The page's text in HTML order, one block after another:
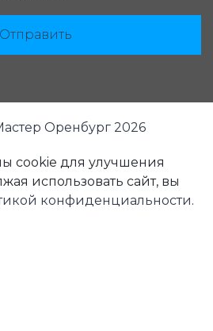
Отправить
Оренбург 2026
cookie для улучшения
использовать сайт, вы
конфиденциальности.